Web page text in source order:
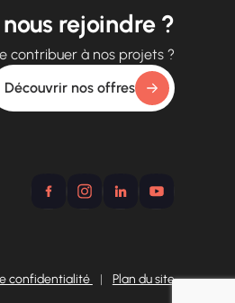
rejoindre ?
contribuer à nos projets ?
Découvrir nos offres
confidentialité | Plan du site